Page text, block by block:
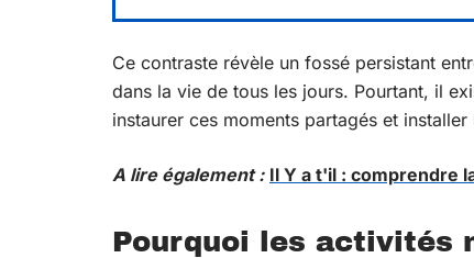
Ce contraste révèle un fossé persistant
dans la vie de tous les jours. Pourtant, il
instaurer ces moments partagés et
A lire également : Il Y a t'il : comprendre
Pourquoi les activités